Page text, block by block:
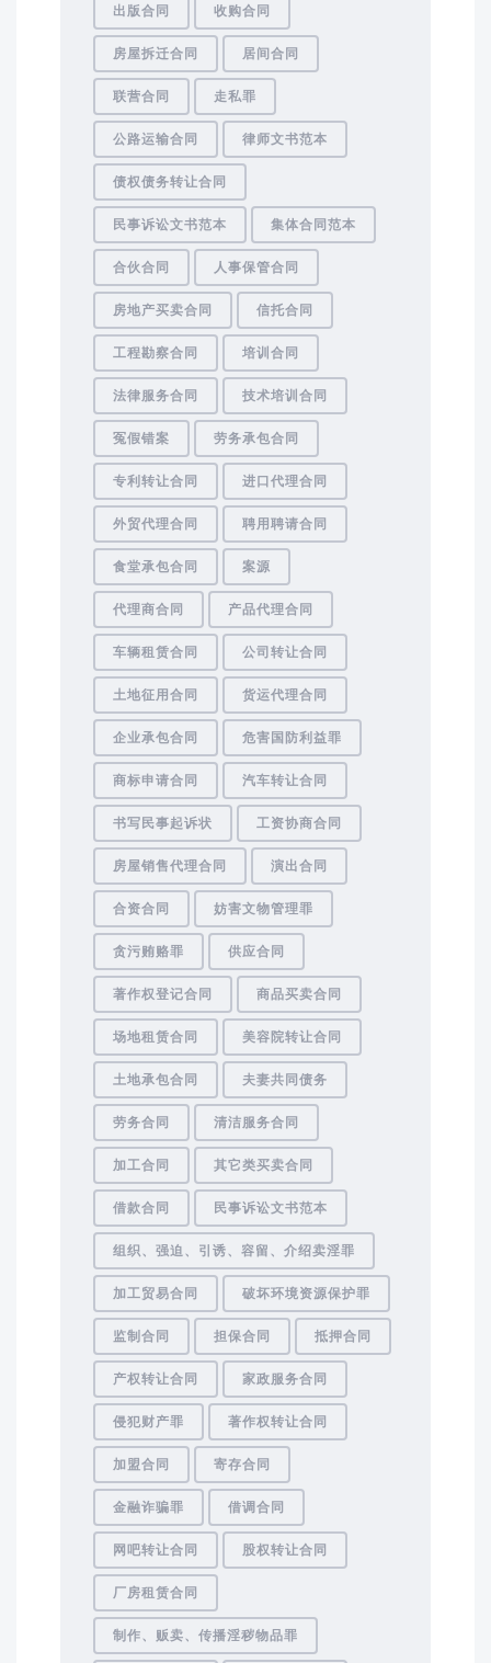
出版合同 收购合同
房屋拆迁合同 居间合同
联营合同 走私罪
公路运输合同 律师文书范本
债权债务转让合同
民事诉讼文书范本 集体合同范本
合伙合同 人事保管合同
房地产买卖合同 信托合同
工程勘察合同 培训合同
法律服务合同 技术培训合同
冤假错案 劳务承包合同
专利转让合同 进口代理合同
外贸代理合同 聘用聘请合同
食堂承包合同 案源
代理商合同 产品代理合同
车辆租赁合同 公司转让合同
土地征用合同 货运代理合同
企业承包合同 危害国防利益罪
商标申请合同 汽车转让合同
书写民事起诉状 工资协商合同
房屋销售代理合同 演出合同
合资合同 妨害文物管理罪
贪污贿赂罪 供应合同
著作权登记合同 商品买卖合同
场地租赁合同 美容院转让合同
土地承包合同 夫妻共同债务
劳务合同 清洁服务合同
加工合同 其它类买卖合同
借款合同 民事诉讼文书范本
组织、强迫、引诱、容留、介绍卖淫罪
加工贸易合同 破坏环境资源保护罪
监制合同 担保合同 抵押合同
产权转让合同 家政服务合同
侵犯财产罪 著作权转让合同
加盟合同 寄存合同
金融诈骗罪 借调合同
网吧转让合同 股权转让合同
厂房租赁合同
制作、贩卖、传播淫秽物品罪